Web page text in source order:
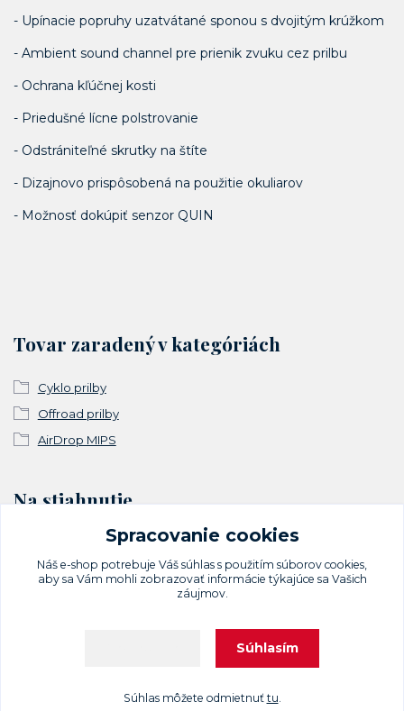
- Upínacie popruhy uzatvátané sponou s dvojitým krúžkom
- Ambient sound channel pre prienik zvuku cez prilbu
- Ochrana kľúčnej kosti
- Priedušné lícne polstrovanie
- Odstrániteľné skrutky na štíte
- Dizajnovo prispôsobená na použitie okuliarov
- Možnosť dokúpiť senzor QUIN
Tovar zaradený v kategóriách
Cyklo prilby
Offroad prilby
AirDrop MIPS
Na stiahnutie
Vyhlásenie o zhode
Upravit sběr cookies.
Vytvorené na Eshop-rychlo.sk
Spracovanie cookies
Náš e-shop potrebuje Váš súhlas s použitím súborov cookies,
aby sa Vám mohli zobrazovať informácie týkajúce sa Vašich
záujmov.
Súhlasím
Súhlas môžete odmietnuť tu